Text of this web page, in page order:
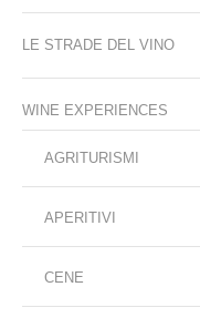
LE STRADE DEL VINO
WINE EXPERIENCES
AGRITURISMI
APERITIVI
CENE